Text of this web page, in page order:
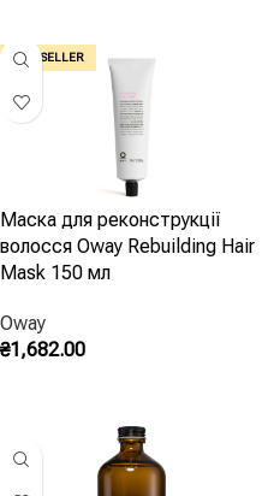
BEST SELLER
Маска для реконструкції
волосся Oway Rebuilding Hair
Mask 150 мл
Oway
₴1,682.00